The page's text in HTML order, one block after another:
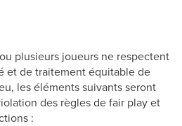
plusieurs joueurs ne respectent
et de traitement équitable de
les éléments suivants seront
des règles de fair play et
: